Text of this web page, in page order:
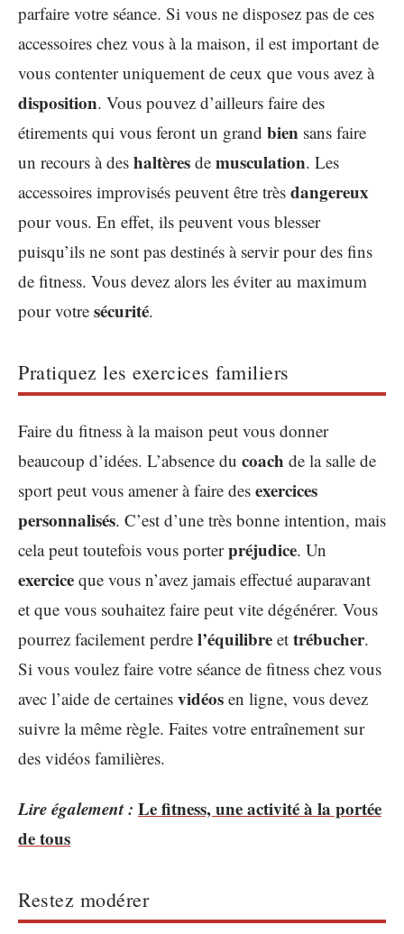
parfaire votre séance. Si vous ne disposez pas de ces
accessoires chez vous à la maison, il est important de
vous contenter uniquement de ceux que vous avez à
disposition. Vous pouvez d’ailleurs faire des
étirements qui vous feront un grand bien sans faire
un recours à des haltères de musculation. Les
accessoires improvisés peuvent être très dangereux
pour vous. En effet, ils peuvent vous blesser
puisqu’ils ne sont pas destinés à servir pour des fins
de fitness. Vous devez alors les éviter au maximum
pour votre sécurité.
Pratiquez les exercices familiers
Faire du fitness à la maison peut vous donner
beaucoup d’idées. L’absence du coach de la salle de
sport peut vous amener à faire des exercices
personnalisés. C’est d’une très bonne intention, mais
cela peut toutefois vous porterpréjudice. Un
exercice que vous n’avez jamais effectué auparavant
et que vous souhaitez faire peut vite dégénérer. Vous
pourrez facilement perdre l’équilibre et trébucher.
Si vous voulez faire votre séance de fitness chez vous
avec l’aide de certaines vidéos en ligne, vous devez
suivre la même règle. Faites votre entraînement sur
des vidéos familières.
Lire également : Le fitness, une activité à la portée
de tous
Restez modérer